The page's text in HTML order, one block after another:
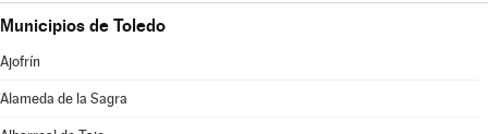
Municipios de Toledo
Ajofrín
Alameda de la Sagra